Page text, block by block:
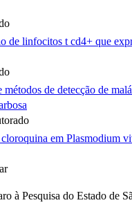
de linfocitos t cd4+ que
de detecção de
em Plasmodium
à Pesquisa do Estado de